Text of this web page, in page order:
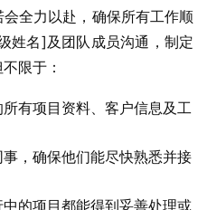
全力以赴，确保所有工作顺
姓名]及团队成员沟通，制定
限于：
有项目资料、客户信息及工
，确保他们能尽快熟悉并接
的项目都能得到妥善处理或